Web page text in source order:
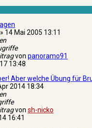
» 14 Mai 2005 13:11
von panoramo91
13:48
Aber welche Übung für
2014 18:34
von sh-nicko
16:41